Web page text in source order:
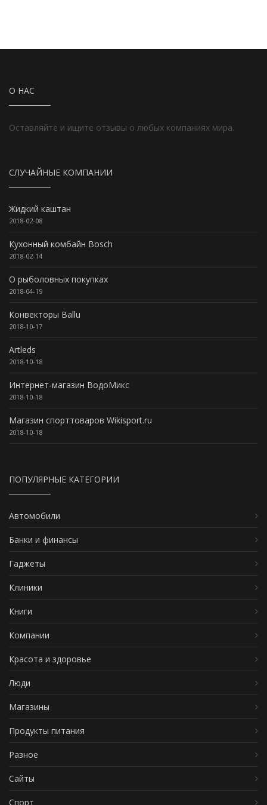
О НАС
Оставляйте и ищите отзывы о любых компаниях мира.
СЛУЧАЙНЫЕ КОМПАНИИ
Жидкий каштан
2018-02-08
Кухонный комбайн Bosch
2018-02-14
О рыболовных покупках
2018-04-19
Конвекторы Ballu
2018-10-17
Artleds
2018-10-18
Интернет-магазин ВодоМикс
2018-10-18
Магазин спорттоваров Wikisport.ru
2018-10-18
ПОПУЛЯРНЫЕ КАТЕГОРИИ
Автомобили
Банки и финансы
Гаджеты
Клиники
Книги
Компании
Красота и здоровье
Люди
Магазины
Продукты питания
Разное
Сайты
Спорт